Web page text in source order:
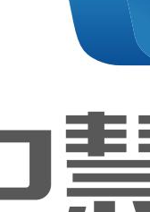
邮箱
训室